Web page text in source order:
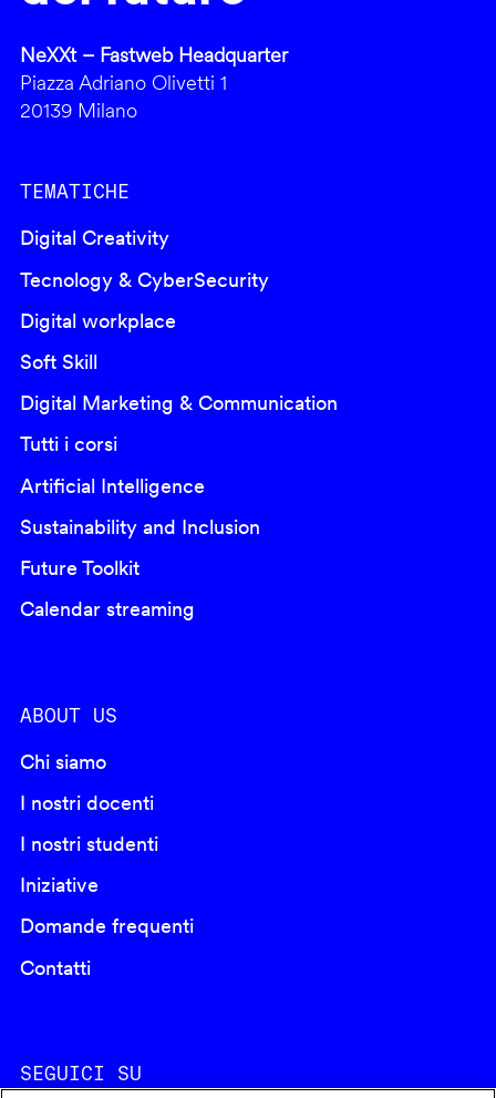
NeXXt – Fastweb Headquarter
Piazza Adriano Olivetti 1
20139 Milano
TEMATICHE
Digital Creativity
Tecnology & CyberSecurity
Digital workplace
Soft Skill
Digital Marketing & Communication
Tutti i corsi
Artificial Intelligence
Sustainability and Inclusion
Future Toolkit
Calendar streaming
ABOUT US
Chi siamo
I nostri docenti
I nostri studenti
Iniziative
Domande frequenti
Contatti
SEGUICI SU